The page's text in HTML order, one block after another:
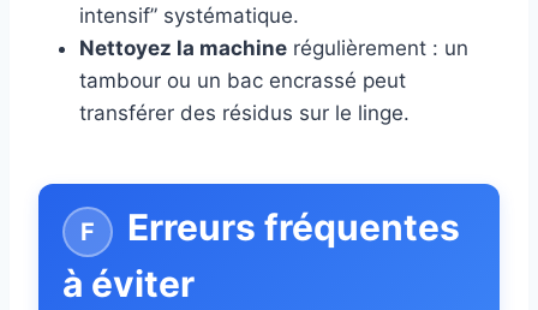
intensif” systématique.
Nettoyez la machine régulièrement : un
tambour ou un bac encrassé peut
transférer des résidus sur le linge.
Erreurs fréquentes
à éviter